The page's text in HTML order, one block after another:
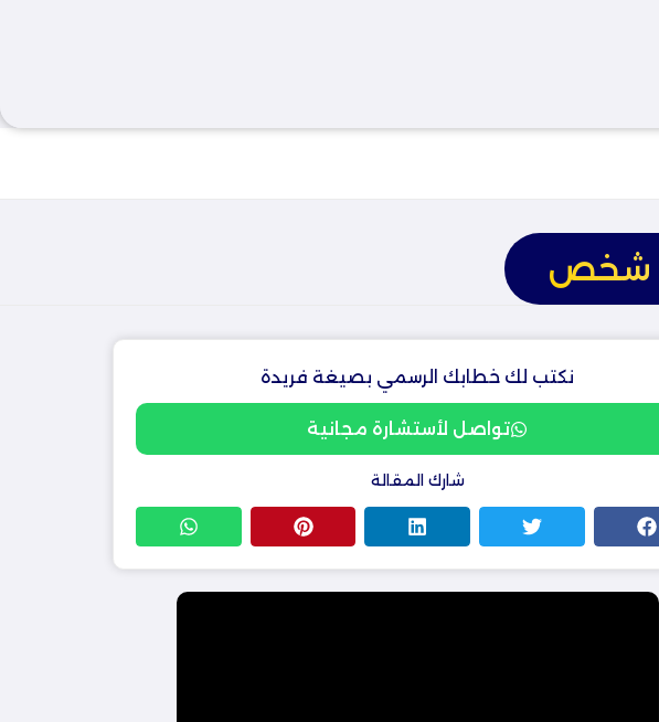
شخص
نكتب لك خطابك الرسمي بصيغة فريدة
تواصل لأستشارة مجانية
شارك المقالة